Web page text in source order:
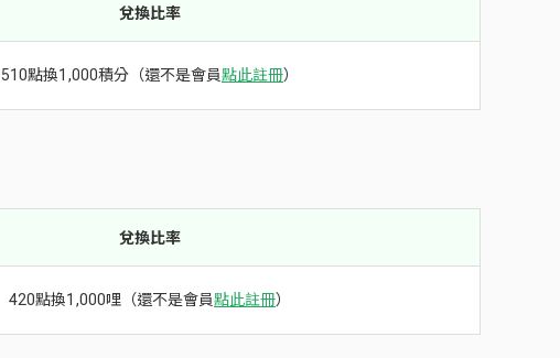
兌換比率
510點換1,000積分（還不是會員點此註冊）
兌換比率
420點換1,000哩（還不是會員點此註冊）